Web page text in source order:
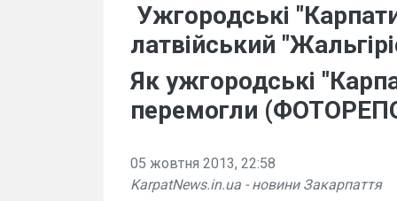
Ужгородські
латвійський
Як ужгородські
перемогли
05 жовтня 2013, 22:58
KarpatNews.in.ua - новини Закарпаття